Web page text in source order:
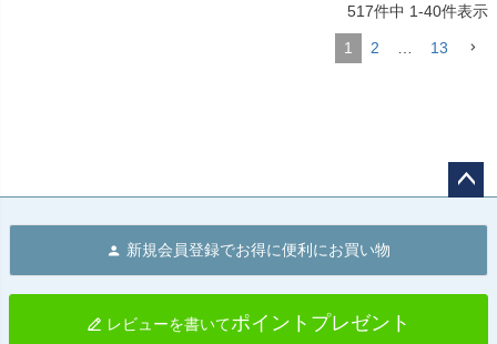
517件中 1-40件表示
1 2 13
へ
新規会員登録でお得に便利にお買い物
レビューを書いてポイントプレゼント